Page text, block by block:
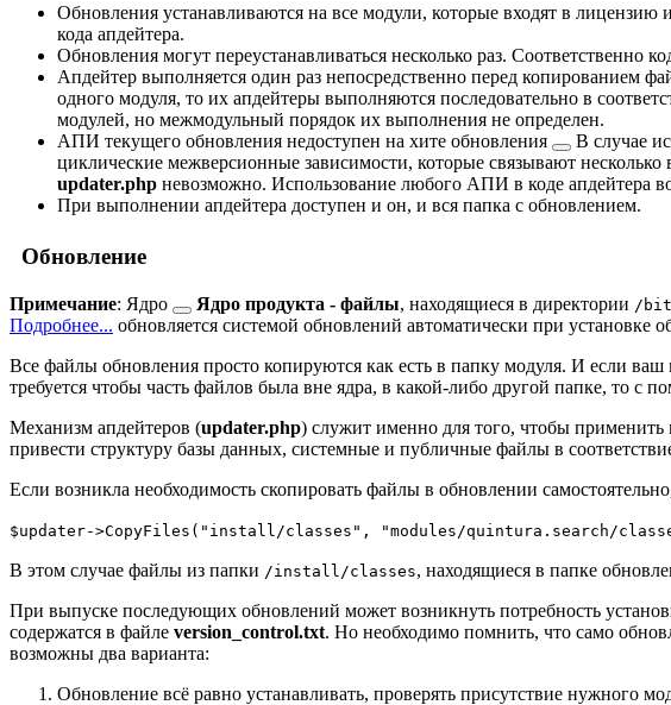
Обновления устанавливаются на все модули, которые входят в лицензию и
кода апдейтера.
Обновления могут переустанавливаться несколько раз. Соответственно
Апдейтер выполняется один раз непосредственно перед копированием
одного модуля, то их апдейтеры выполняются последовательно в
модулей, но межмодульный порядок их выполнения не определен.
АПИ текущего обновления недоступен на хите обновления В случае
циклические межверсионные зависимости, которые связывают
updater.php невозможно. Использование любого АПИ в коде апдейтера
При выполнении апдейтера доступен и он, и вся папка с обновлением.
Обновление
Примечание: Ядро Ядро продукта - файлы, находящиеся в директории /
Подробнее... обновляется системой обновлений автоматически при установке
Все файлы обновления просто копируются как есть в папку модуля. И если
требуется чтобы часть файлов была вне ядра, в какой-либо другой папке, то с
Механизм апдейтеров (updater.php) служит именно для того, чтобы
привести структуру базы данных, системные и публичные файлы в
Если возникла необходимость скопировать файлы в обновлении
$updater->CopyFiles("install/classes", "modules/quintura.search/
В этом случае файлы из папки /install/classes, находящиеся в папке
При выпуске последующих обновлений может возникнуть потребность
содержатся в файле version_control.txt. Но необходимо помнить, что само
возможны два варианта:
Обновление всё равно устанавливать, проверять присутствие нужного